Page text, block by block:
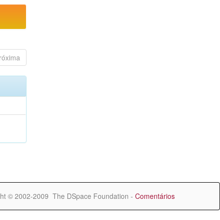
© 2002-2009 The DSpace Foundation - Comentários